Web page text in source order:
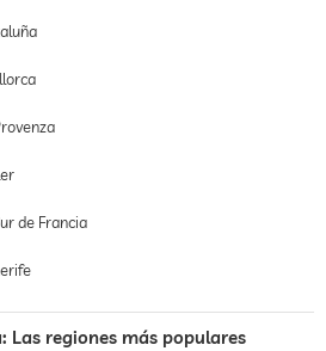
de Francia
Las regiones más populares